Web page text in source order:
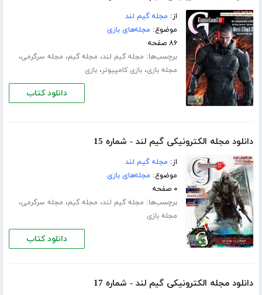
از: مجله گیم لند
موضوع: مجله‌های بازی
۸۶ صفحه
برچسب‌ها: مجله گیم لند، مجله گیم، مجله سرگرمی،
مجله بازی،بازی کامپیوتر،بازی
دانلود کتاب
دانلود مجله الکترونیکی گیم لند - شماره 15
از: مجله گیم لند
موضوع: مجله‌های بازی
۰ صفحه
برچسب‌ها: مجله گیم لند، مجله گیم، مجله سرگرمی،
مجله بازی
دانلود کتاب
دانلود مجله الکترونیکی گیم لند - شماره 17